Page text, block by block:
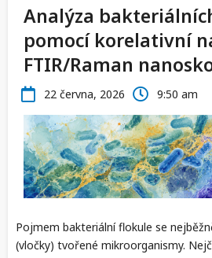
Analýza
pomocí korelativní
FTIR/Raman
22 června, 2026 9:50 am
Pojmem bakteriální flokule se
(vločky) tvořené mikroorganismy.